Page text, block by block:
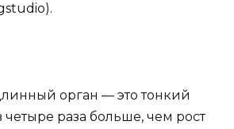
орган — это тонкий
раза больше, чем рост